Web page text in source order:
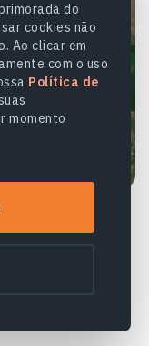
do
cookies não
Ao clicar em
com o uso
Política de
momento
está disponível